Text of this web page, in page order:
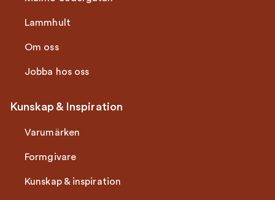
Lammhult
Om oss
Jobba hos oss
Kunskap & Inspiration
Varumärken
Formgivare
Kunskap & inspiration